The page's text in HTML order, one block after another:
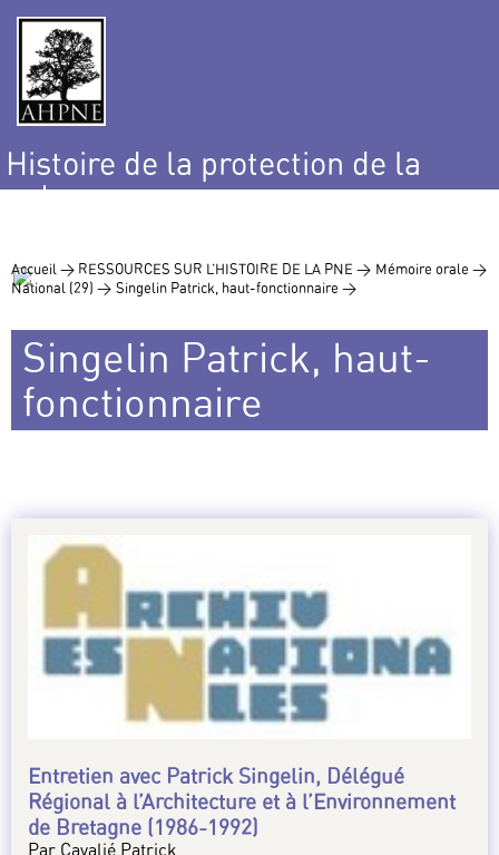
Histoire de la protection de la
nature
Accueil > RESSOURCES SUR L’HISTOIRE DE LA PNE > Mémoire orale >
National (29) > Singelin Patrick, haut-fonctionnaire >
Singelin Patrick, haut-
fonctionnaire
Entretien avec Patrick Singelin, Délégué
Régional à l’Architecture et à l’Environnement
de Bretagne (1986-1992)
Par Cavalié Patrick .